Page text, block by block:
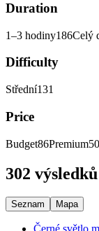
Duration
1–3 hodiny186Celý
Difficulty
Střední131
Price
Budget86Premium50
302 výsledků
Seznam Mapa